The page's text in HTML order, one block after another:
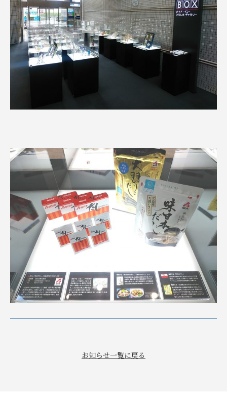
お知らせ一覧に戻る